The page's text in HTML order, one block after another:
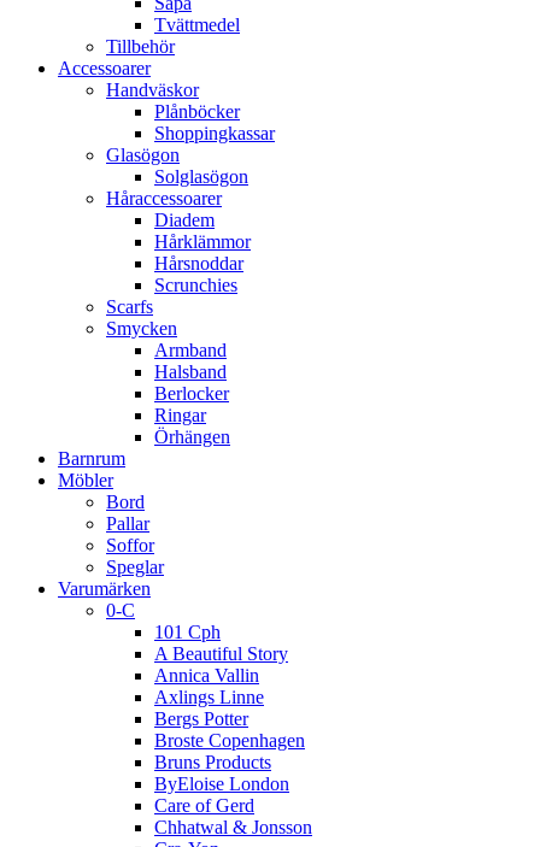
Tvättmedel
Tillbehör
Accessoarer
Handväskor
Plånböcker
Shoppingkassar
Glasögon
Solglasögon
Håraccessoarer
Diadem
Hårklämmor
Hårsnoddar
Scrunchies
Scarfs
Smycken
Armband
Halsband
Berlocker
Ringar
Örhängen
Barnrum
Möbler
Bord
Pallar
Soffor
Speglar
Varumärken
0-C
101 Cph
A Beautiful Story
Annica Vallin
Axlings Linne
Bergs Potter
Broste Copenhagen
Bruns Products
ByEloise London
Care of Gerd
Chhatwal & Jonsson